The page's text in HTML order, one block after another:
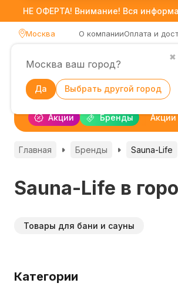
НЕ ОФЕРТА! Внимание! Вся
Москва
✖
Москва ваш город?
Да Выбрать другой город
О компанииОплата и
Акции Бренды Акции
Главная Бренды Sauna-Life
Sauna-Life в
Товары для бани и сауны
Категории